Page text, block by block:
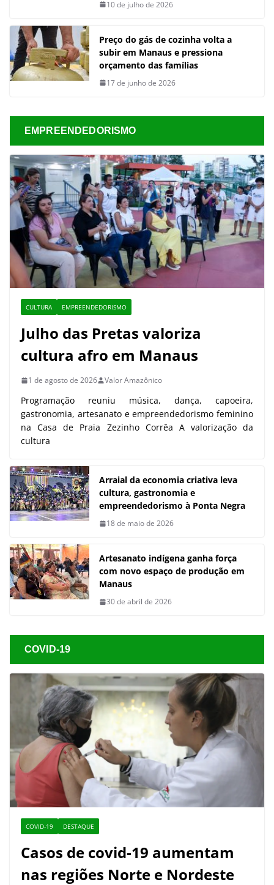
10 de julho de 2026
Preço do gás de cozinha volta a
subir em Manaus e pressiona
orçamento das famílias
17 de junho de 2026
EMPREENDEDORISMO
CULTURA EMPREENDEDORISMO
Julho das Pretas valoriza
cultura afro em Manaus
1 de agosto de 2026 Valor Amazônico
Programação reuniu música, dança, capoeira,
gastronomia, artesanato e empreendedorismo feminino
na Casa de Praia Zezinho Corrêa A valorização da
cultura
Arraial da economia criativa leva
cultura, gastronomia e
empreendedorismo à Ponta Negra
18 de maio de 2026
Artesanato indígena ganha força
com novo espaço de produção em
Manaus
30 de abril de 2026
COVID-19
COVID-19 DESTAQUE
Casos de covid-19 aumentam
nas regiões Norte e Nordeste